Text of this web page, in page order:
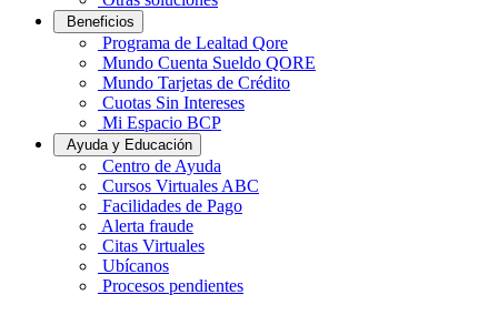
Beneficios
Programa de Lealtad Qore
Mundo Cuenta Sueldo QORE
Mundo Tarjetas de Crédito
Cuotas Sin Intereses
Mi Espacio BCP
Ayuda y Educación
Centro de Ayuda
Cursos Virtuales ABC
Facilidades de Pago
Alerta fraude
Citas Virtuales
Ubícanos
Procesos pendientes